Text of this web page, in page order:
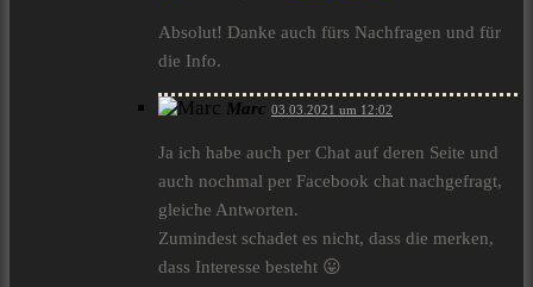
Absolut! Danke auch fürs Nachfragen und für
die Info.
Marc 03.03.2021 um 12:02
Ja ich habe auch per Chat auf deren Seite und
auch nochmal per Facebook chat nachgefragt,
gleiche Antworten.
Zumindest schadet es nicht, dass die merken,
dass Interesse besteht 😛